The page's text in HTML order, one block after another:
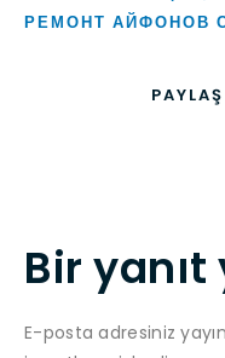
РЕМОНТ АЙФОНОВ
Bir yanıt
E-posta adresiniz